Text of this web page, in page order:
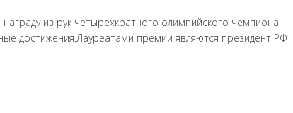
из рук четырехкратного олимпийского чемпиона
достижения.Лауреатами премии являются президент РФ